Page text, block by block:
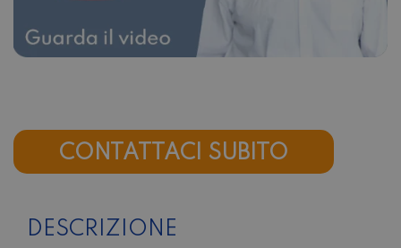
CONTATTACI SUBITO
DESCRIZIONE